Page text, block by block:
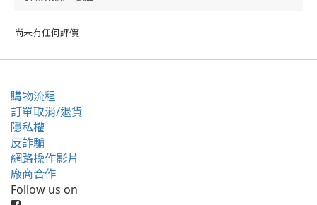
尚未有任何評價
購物流程
訂單取消/退貨
隱私權
反詐騙
網路操作影片
廠商合作
Follow us on